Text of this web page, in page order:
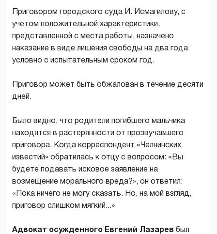
Приговором городского суда И. Исмагилову, с
учетом положительной характеристики,
представленной с места работы, назначено
наказание в виде лишения свободы на два года
условно с испытательным сроком год.
Приговор может быть обжалован в течение десяти
дней.
Было видно, что родители погибшего мальчика
находятся в растерянности от прозвучавшего
приговора. Когда корреспондент «Челнинских
известий» обратилась к отцу с вопросом: «Вы
будете подавать исковое заявление на
возмещение морального вреда?», он ответил:
«Пока ничего не могу сказать. Но, на мой взгляд,
приговор слишком мягкий...»
Адвокат осужденного Евгений Лазарев был